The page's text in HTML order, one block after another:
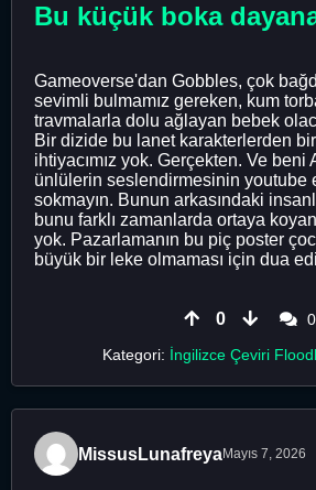
Bu küçük boka
Gameoverse'dan Gobbles, çok
sevimli bulmamız gereken, kum
travmalarla dolu ağlayan bebek
Bir dizide bu lanet karakterlerden
ihtiyacımız yok. Gerçekten. Ve beni
ünlülerin seslendirmesinin youtube
sokmayın. Bunun arkasındaki
bunu farklı zamanlarda ortaya
yok. Pazarlamanın bu piç poster
büyük bir leke olmaması için dua
0
0
Kategori: İngilizce Çeviri
MissusLunafreyaMayıs 7, 2026